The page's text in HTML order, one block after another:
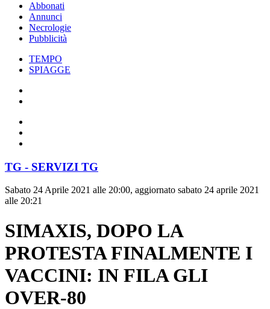
Abbonati
Annunci
Necrologie
Pubblicità
TEMPO
SPIAGGE
TG - SERVIZI TG
Sabato 24 Aprile 2021 alle 20:00, aggiornato sabato 24 aprile 2021
alle 20:21
SIMAXIS, DOPO LA
PROTESTA FINALMENTE I
VACCINI: IN FILA GLI
OVER-80